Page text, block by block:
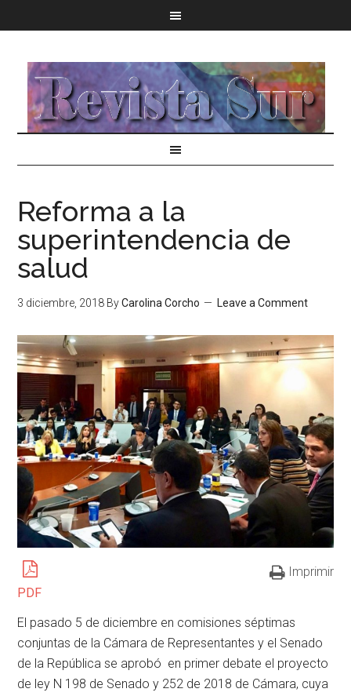
Reforma a la
superintendencia de
salud
3 diciembre, 2018 ByCarolina Corcho Leave a Comment
PDF
Imprimir
El pasado 5 de diciembre en comisiones séptimas
conjuntas de la Cámara de Representantes y el Senado
de la República se aprobó en primer debate el proyecto
de ley N 198 de Senado y 252 de 2018 de Cámara, cuya